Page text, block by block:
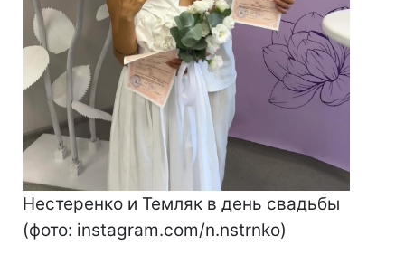
Нестеренко и Темляк в день свадьбы
(фото: instagram.com/n.nstrnko)